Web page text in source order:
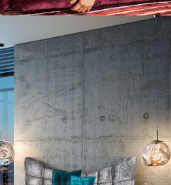
nur zum Sitzen, sondern auch zum
146 3